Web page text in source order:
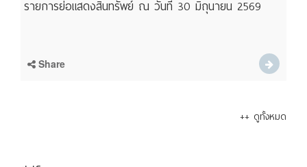
รายการย่อแสดงสินทรัพย์ ณ วันที่ 30 มิถุนายน 2569
Share
++ ดูทั้งหมด